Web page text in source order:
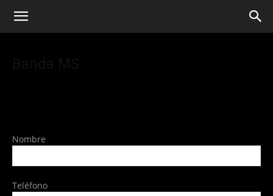
Nombre
Teléfono